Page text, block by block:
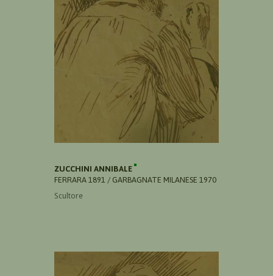
ZUCCHINI ANNIBALE
FERRARA 1891 / GARBAGNATE MILANESE 1970
Scultore